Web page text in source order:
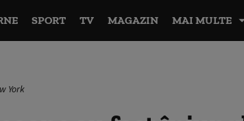
SPORT TV MAGAZIN MAI MULTE
York